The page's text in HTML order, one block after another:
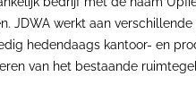
JDWA werkt aan
hedendaags kantoor- en
van het bestaande